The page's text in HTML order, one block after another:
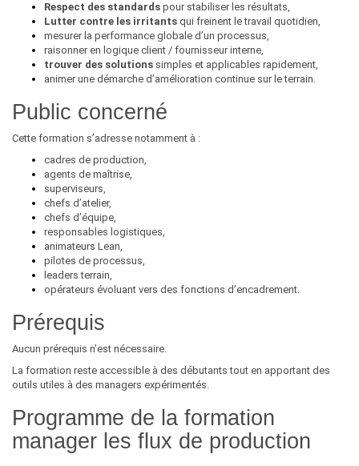
Respect des standards pour stabiliser les résultats,
Lutter contre les irritants qui freinent le travail quotidien,
mesurer la performance globale d’un processus,
raisonner en logique client / fournisseur interne,
trouver des solutions simples et applicables rapidement,
animer une démarche d’amélioration continue sur le terrain.
Public concerné
Cette formation s’adresse notamment à :
cadres de production,
agents de maîtrise,
superviseurs,
chefs d’atelier,
chefs d’équipe,
responsables logistiques,
animateurs Lean,
pilotes de processus,
leaders terrain,
opérateurs évoluant vers des fonctions d’encadrement.
Prérequis
Aucun prérequis n’est nécessaire.
La formation reste accessible à des débutants tout en apportant des
outils utiles à des managers expérimentés.
Programme de la formation
manager les flux de production